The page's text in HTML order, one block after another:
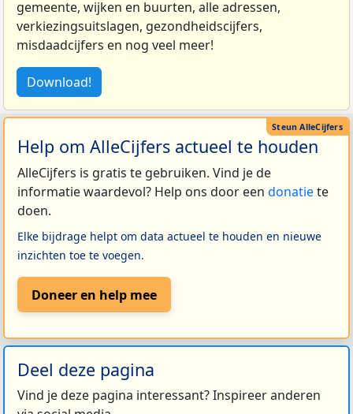
gemeente, wijken en buurten, alle adressen,
verkiezingsuitslagen, gezondheidscijfers,
misdaadcijfers en nog veel meer!
Download!
Help om AlleCijfers actueel te houden
AlleCijfers is gratis te gebruiken. Vind je de
informatie waardevol? Help ons door een donatiete
doen.
Elke bijdrage helpt om data actueel te houden en nieuwe
inzichten toe te voegen.
Doneer en help mee
Deel deze pagina
Vind je deze pagina interessant? Inspireer anderen